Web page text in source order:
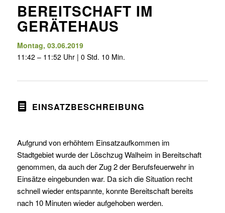
BEREITSCHAFT IM
GERÄTEHAUS
Montag, 03.06.2019
11:42 – 11:52 Uhr | 0 Std. 10 Min.
EINSATZBESCHREIBUNG
Aufgrund von erhöhtem Einsatzaufkommen im
Stadtgebiet wurde der Löschzug Walheim in Bereitschaft
genommen, da auch der Zug 2 der Berufsfeuerwehr in
Einsätze eingebunden war. Da sich die Situation recht
schnell wieder entspannte, konnte Bereitschaft bereits
nach 10 Minuten wieder aufgehoben werden.